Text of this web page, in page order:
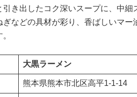
引き出したコク深いスープに、中
などの具材が彩り、香ばしいマ
大黒ラーメン
熊本県熊本市北区高平1-1-14